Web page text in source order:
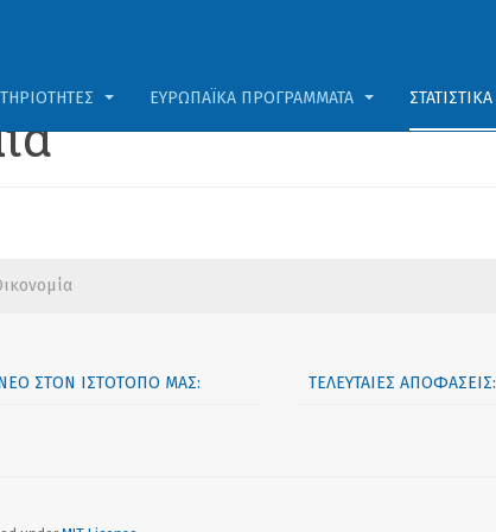
ΕΥΡΩΠΑΪΚΆ ΠΡΟΓΡΆΜΜΑΤΑ ΣΤΑΤΙΣΤΙΚΆ
ΣΤΟΝ ΙΣΤΟΤΌΠΟ ΜΑΣ: ΤΕΛΕΥΤΑΊΕΣ ΑΠΟΦΆΣΕΙΣ: